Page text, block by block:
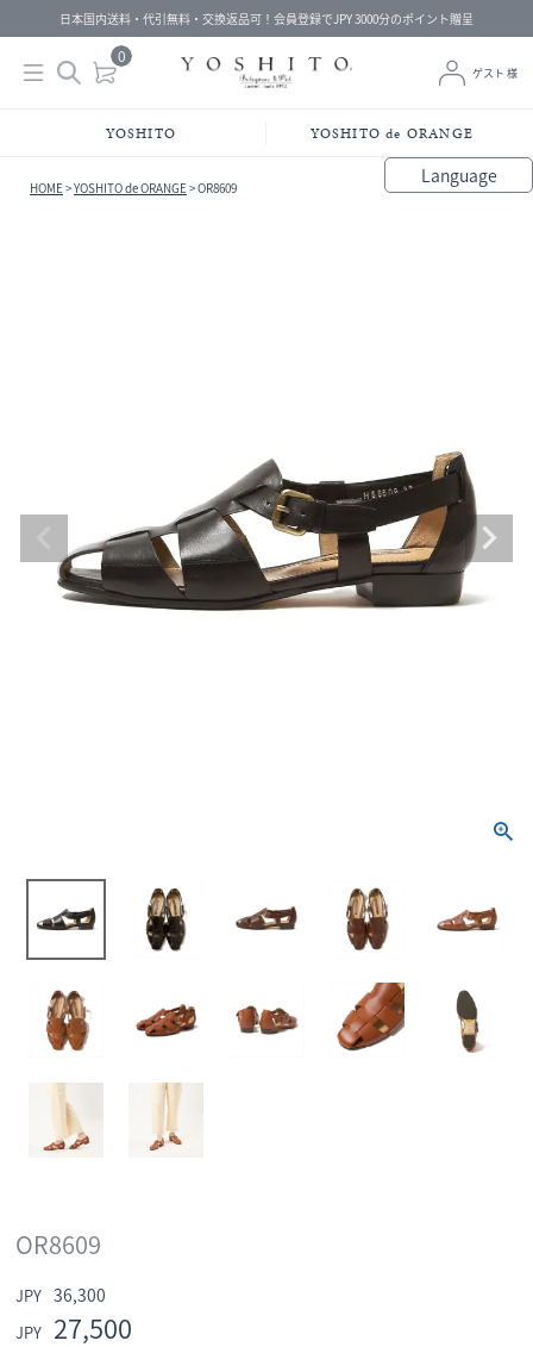
日本国内送料・代引無料・交換返品可！会員登録でJPY 3000分のポイント贈呈
0
ゲスト 様
YOSHITO YOSHITO de ORANGE
Language
HOME YOSHITO de ORANGE OR8609
OR8609
36,300
27,500